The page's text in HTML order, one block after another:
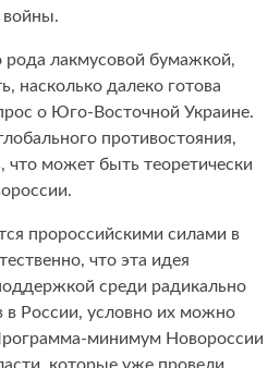
войны.
рода лакмусовой бумажкой,
насколько далеко готова
о Юго-Восточной Украине.
противостояния,
что может быть теоретически
пророссийскими силами в
что эта идея
среди радикально
в России, условно их можно
минимум Новороссии